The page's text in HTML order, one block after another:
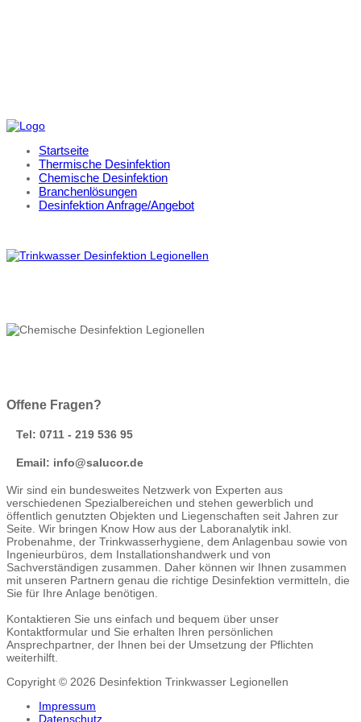
Startseite
Thermische Desinfektion
Chemische Desinfektion
Branchenlösungen
Desinfektion Anfrage/Angebot
Offene Fragen?
Tel: 0711 - 219 536 95
Email: info@salucor.de
Wir sind ein bundesweites Netzwerk von Experten aus
verschiedenen Spezialbereichen und stehen gewerblich und
öffentlich genutzten Objekten und Liegenschaften seit Jahren zur
Seite. Wir bringen Know How aus der Laboranalytik inkl.
Probenahme, der Trinkwasserhygiene, dem Anlagenbau sowie von
Ingenieurbüros, dem Installationshandwerk und von
Sachverständigen zusammen. Daher können wir Ihnen zusammen
mit unseren Partnern genau die richtige Desinfektion vermitteln, die
Sie für Ihre Anlage benötigen.
Kontaktieren Sie uns einfach und bequem über unser
Kontaktformular und Sie erhalten Ihren persönlichen
Ansprechpartner, der Ihnen bei der Umsetzung der Pflichten
weiterhilft.
Copyright © 2026 Desinfektion Trinkwasser Legionellen
Impressum
Datenschutz